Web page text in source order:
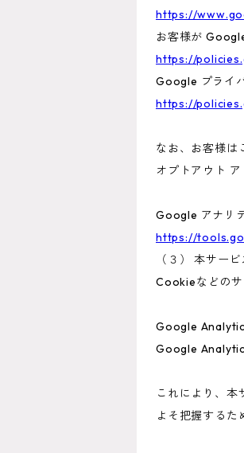
https://
お客様が
https://
Google プライ
https://
なお、お客様は
オプトアウト ア
Google アナリ
https://
（３） 本サー
Cookieなどのサ
Google
Google
これにより、
よそ把握するた